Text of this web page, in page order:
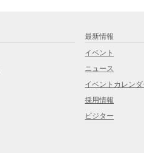
最新情報
イベント
ニュース
イベントカレンダ
採用情報
ビジター